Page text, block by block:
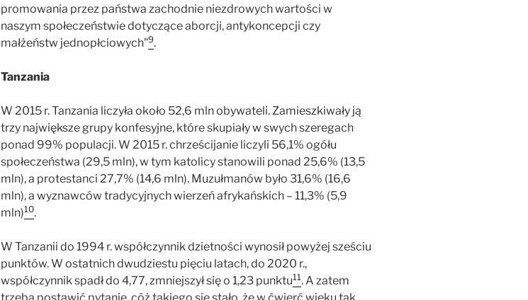
promowania przez państwa zachodnie niezdrowych wartości w
naszym społeczeństwie dotyczące aborcji, antykoncepcji czy
małżeństw jednopłciowych”9.
Tanzania
W 2015 r. Tanzania liczyła około 52,6 mln obywateli. Zamieszkiwały ją
trzy największe grupy konfesyjne, które skupiały w swych szeregach
ponad 99% populacji. W 2015 r. chrześcijanie liczyli 56,1% ogółu
społeczeństwa (29,5 mln), w tym katolicy stanowili ponad 25,6% (13,5
mln), a protestanci 27,7% (14,6 mln). Muzułmanów było 31,6% (16,6
mln), a wyznawców tradycyjnych wierzeń afrykańskich – 11,3% (5,9
mln)10.
W Tanzanii do 1994 r. współczynnik dzietności wynosił powyżej sześciu
punktów. W ostatnich dwudziestu pięciu latach, do 2020 r.,
współczynnik spadł do 4,77, zmniejszył się o 1,23 punktu11. A zatem